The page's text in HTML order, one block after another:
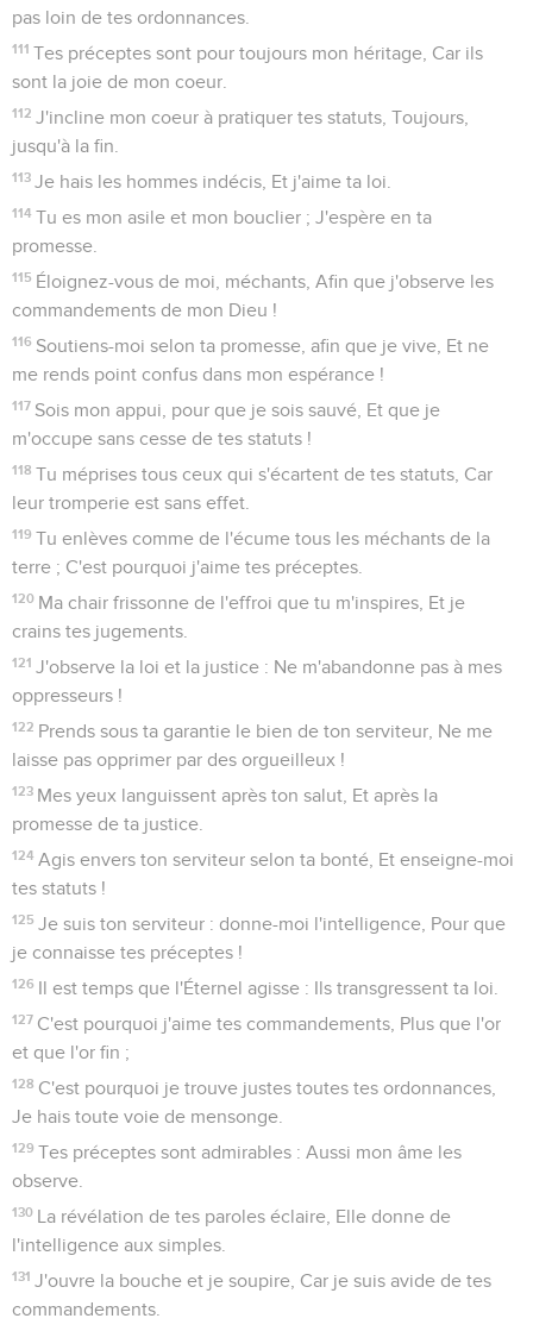
pas loin de tes ordonnances.
111 Tes préceptes sont pour toujours mon héritage, Car ils
sont la joie de mon coeur.
112 J'incline mon coeur à pratiquer tes statuts, Toujours,
jusqu'à la fin.
113 Je hais les hommes indécis, Et j'aime ta loi.
114 Tu es mon asile et mon bouclier ; J'espère en ta
promesse.
115 Éloignez-vous de moi, méchants, Afin que j'observe les
commandements de mon Dieu !
116 Soutiens-moi selon ta promesse, afin que je vive, Et ne
me rends point confus dans mon espérance !
117 Sois mon appui, pour que je sois sauvé, Et que je
m'occupe sans cesse de tes statuts !
118 Tu méprises tous ceux qui s'écartent de tes statuts, Car
leur tromperie est sans effet.
119 Tu enlèves comme de l'écume tous les méchants de la
terre ; C'est pourquoi j'aime tes préceptes.
120 Ma chair frissonne de l'effroi que tu m'inspires, Et je
crains tes jugements.
121 J'observe la loi et la justice : Ne m'abandonne pas à mes
oppresseurs !
122 Prends sous ta garantie le bien de ton serviteur, Ne me
laisse pas opprimer par des orgueilleux !
123 Mes yeux languissent après ton salut, Et après la
promesse de ta justice.
124 Agis envers ton serviteur selon ta bonté, Et enseigne-moi
tes statuts !
125 Je suis ton serviteur : donne-moi l'intelligence, Pour que
je connaisse tes préceptes !
126 Il est temps que l'Éternel agisse : Ils transgressent ta loi.
127 C'est pourquoi j'aime tes commandements, Plus que l'or
et que l'or fin ;
128 C'est pourquoi je trouve justes toutes tes ordonnances,
Je hais toute voie de mensonge.
129 Tes préceptes sont admirables : Aussi mon âme les
observe.
130 La révélation de tes paroles éclaire, Elle donne de
l'intelligence aux simples.
131 J'ouvre la bouche et je soupire, Car je suis avide de tes
commandements.